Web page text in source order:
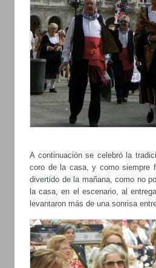
A continuación se celebró la
coro de la casa, y como siempre
divertido de la mañana, como no
la casa, en el escenario, al
levantaron más de una sonrisa